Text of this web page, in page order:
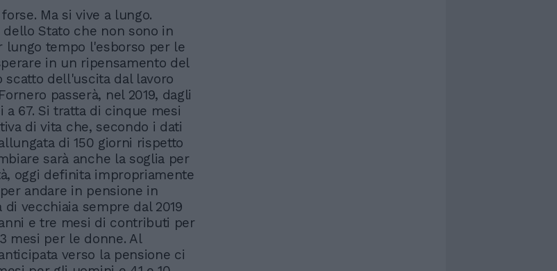
Ma si vive a lungo.
Stato che non sono in
lungo tempo l'esborso per le
in un ripensamento del
scatto dell'uscita dal lavoro
passerà, nel 2019, dagli
a 67. Si tratta di cinque mesi
di vita che, secondo i dati
di 150 giorni rispetto
sarà anche la soglia per
oggi definita impropriamente
andare in pensione in
vecchiaia sempre dal 2019
e tre mesi di contributi per
mesi per le donne. Al
verso la pensione ci